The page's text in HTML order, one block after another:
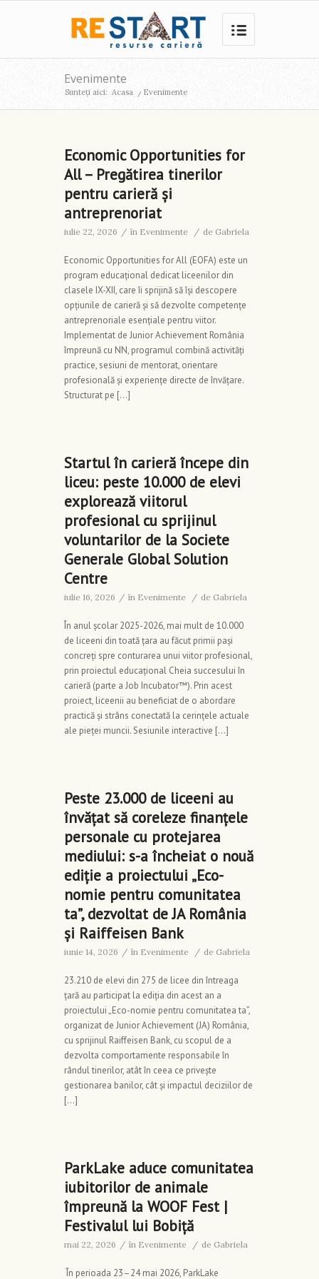
Evenimente
Sunteți aici: Acasa / Evenimente
Economic Opportunities for
All – Pregătirea tinerilor
pentru carieră și
antreprenoriat
iulie 22, 2026 / în Evenimente / de Gabriela
Economic Opportunities for All (EOFA) este un
program educațional dedicat liceenilor din
clasele IX-XII, care îi sprijină să își descopere
opțiunile de carieră și să dezvolte competențe
antreprenoriale esențiale pentru viitor.
Implementat de Junior Achievement România
împreună cu NN, programul combină activități
practice, sesiuni de mentorat, orientare
profesională și experiențe directe de învățare.
Structurat pe […]
Startul în carieră începe din
liceu: peste 10.000 de elevi
explorează viitorul
profesional cu sprijinul
voluntarilor de la Societe
Generale Global Solution
Centre
iulie 16, 2026 / în Evenimente / de Gabriela
În anul școlar 2025-2026, mai mult de 10.000
de liceeni din toată țara au făcut primii pași
concreți spre conturarea unui viitor profesional,
prin proiectul educațional Cheia succesului în
carieră (parte a Job Incubator™). Prin acest
proiect, liceenii au beneficiat de o abordare
practică și strâns conectată la cerințele actuale
ale pieței muncii. Sesiunile interactive […]
Peste 23.000 de liceeni au
învățat să coreleze finanțele
personale cu protejarea
mediului: s-a încheiat o nouă
ediție a proiectului „Eco-
nomie pentru comunitatea
ta”, dezvoltat de JA România
și Raiffeisen Bank
iunie 14, 2026 / în Evenimente / de Gabriela
23.210 de elevi din 275 de licee din întreaga
țară au participat la ediția din acest an a
proiectului „Eco-nomie pentru comunitatea ta”,
organizat de Junior Achievement (JA) România,
cu sprijinul Raiffeisen Bank, cu scopul de a
dezvolta comportamente responsabile în
rândul tinerilor, atât în ceea ce privește
gestionarea banilor, cât și impactul deciziilor de
[…]
ParkLake aduce comunitatea
iubitorilor de animale
împreună la WOOF Fest |
Festivalul lui Bobiță
mai 22, 2026 / în Evenimente / de Gabriela
În perioada 23–24 mai 2026, ParkLake